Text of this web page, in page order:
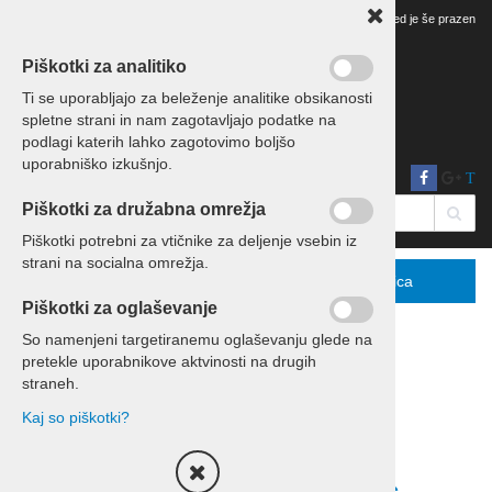
Vaš pregled je še prazen
T
Košarica
Domov
Kolesarjenje
Razvrsti po:
Piškotki za analitiko
Ti se uporabljajo za beleženje analitike obsikanosti
spletne strani in nam zagotavljajo podatke na
podlagi katerih lahko zagotovimo boljšo
uporabniško izkušnjo.
Piškotki za družabna omrežja
Piškotki potrebni za vtičnike za deljenje vsebin iz
strani na socialna omrežja.
Piškotki za oglaševanje
So namenjeni targetiranemu oglaševanju glede na
pretekle uporabnikove aktvinosti na drugih
straneh.
Kaj so piškotki?